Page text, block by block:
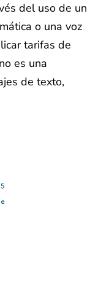
del uso de un
o una voz
tarifas de
es una
de texto,